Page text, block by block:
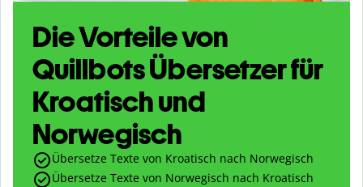
Die Vorteile von
Quillbots Übersetzer für
Kroatisch und
Norwegisch
Übersetze Texte von Kroatisch nach Norwegisch
Übersetze Texte von Norwegisch nach Kroatisch